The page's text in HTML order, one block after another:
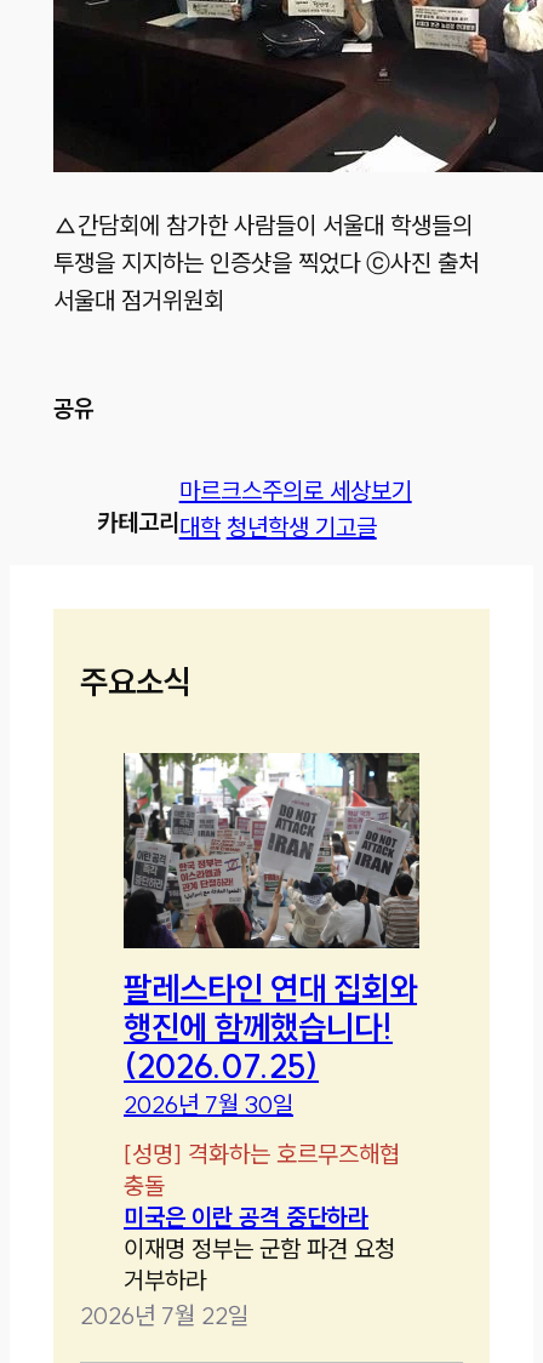
△간담회에 참가한 사람들이 서울대 학생들의
투쟁을 지지하는 인증샷을 찍었다 ⓒ사진 출처
서울대 점거위원회
공유
카테고리
마르크스주의로 세상보기
대학 청년학생 기고글
주요소식
팔레스타인 연대 집회와
행진에 함께했습니다!
(2026.07.25)
2026년 7월 30일
[성명] 격화하는 호르무즈해협
충돌
미국은 이란 공격 중단하라
이재명 정부는 군함 파견 요청
거부하라
2026년 7월 22일